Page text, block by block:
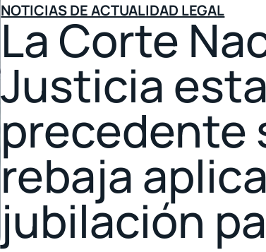
NOTICIAS DE ACTUALIDAD LEGAL
La Corte
Justicia
precedente
rebaja
jubilación